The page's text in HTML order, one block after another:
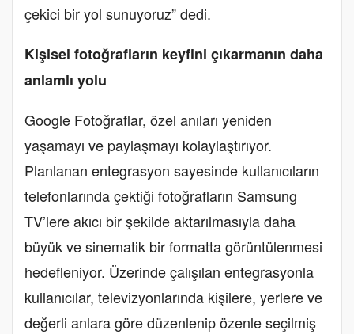
çekici bir yol sunuyoruz” dedi.
Kişisel fotoğrafların keyfini çıkarmanın daha
anlamlı yolu
Google Fotoğraflar, özel anıları yeniden
yaşamayı ve paylaşmayı kolaylaştırıyor.
Planlanan entegrasyon sayesinde kullanıcıların
telefonlarında çektiği fotoğrafların Samsung
TV’lere akıcı bir şekilde aktarılmasıyla daha
büyük ve sinematik bir formatta görüntülenmesi
hedefleniyor. Üzerinde çalışılan entegrasyonla
kullanıcılar, televizyonlarında kişilere, yerlere ve
değerli anlara göre düzenlenip özenle seçilmiş